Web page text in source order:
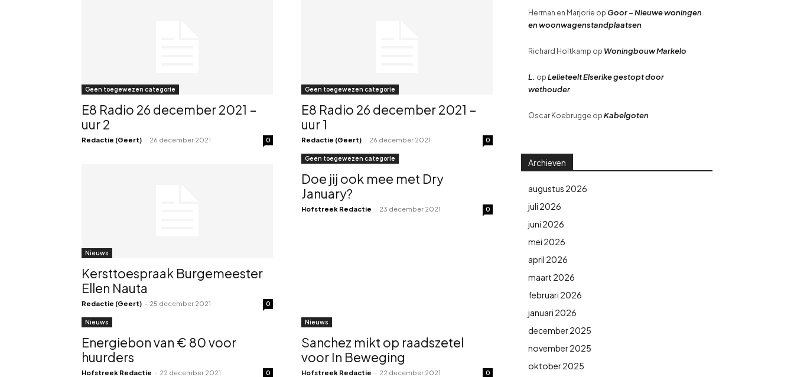
Geen toegewezen categorie
E8 Radio 26 december 2021 –
uur 2
Redactie (Geert) - 26 december 2021 0
Geen toegewezen categorie
E8 Radio 26 december 2021 –
uur 1
Redactie (Geert) - 26 december 2021 0
Nieuws
Kersttoespraak Burgemeester
Ellen Nauta
Redactie (Geert) - 25 december 2021 0
Geen toegewezen categorie
Doe jij ook mee met Dry
January?
Hofstreek Redactie - 23 december 2021 0
Nieuws
Energiebon van € 80 voor
huurders
Hofstreek Redactie - 22 december 2021 0
Nieuws
Sanchez mikt op raadszetel
voor In Beweging
Hofstreek Redactie - 22 december 2021 0
Herman en Marjorie op Goor – Nieuwe woningen
en woonwagenstandplaatsen
Richard Holtkamp op Woningbouw Markelo
L. op Lelieteelt Elserike gestopt door
wethouder
Oscar Koebrugge op Kabelgoten
Archieven
augustus 2026
juli 2026
juni 2026
mei 2026
april 2026
maart 2026
februari 2026
januari 2026
december 2025
november 2025
oktober 2025